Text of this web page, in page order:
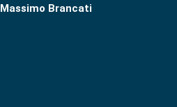
Massimo Brancati